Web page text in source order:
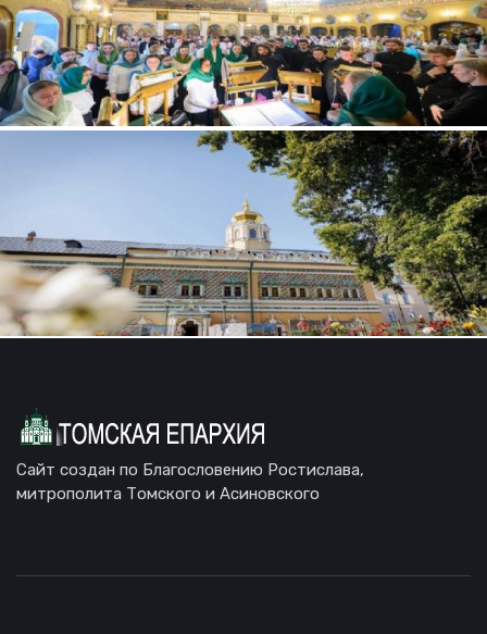
Сайт создан по Благословению Ростислава,
митрополита Томского и Асиновского